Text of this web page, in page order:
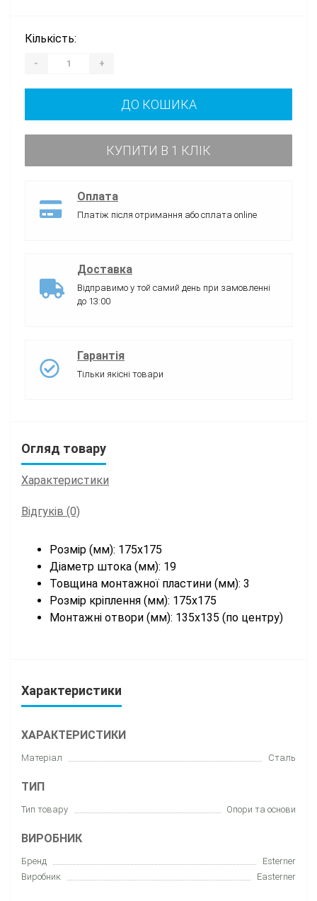
Кількість:
- +
ДО КОШИКА
КУПИТИ В 1 КЛІК
Оплата
Платіж після отримання або сплата online
Доставка
Відправимо у той самий день при замовленні
до 13:00
Гарантія
Тільки якісні товари
Огляд товару
Характеристики
Відгуків (0)
Розмір (мм): 175х175
Діаметр штока (мм): 19
Товщина монтажної пластини (мм): 3
Розмір кріплення (мм): 175х175
Монтажні отвори (мм): 135х135 (по центру)
Характеристики
ХАРАКТЕРИСТИКИ
Матеріал Сталь
ТИП
Тип товару Опори та основи
ВИРОБНИК
Бренд
Esterner
Виробник
Easterner